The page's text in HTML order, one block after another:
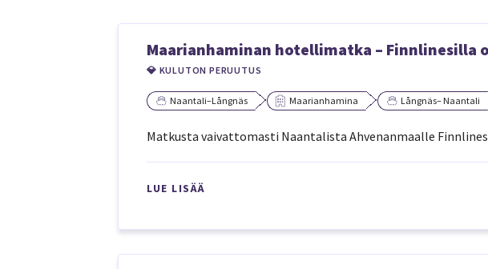
Maarianhaminan hotellimatka – Finnlinesilla
💎 KULUTON PERUUTUS
Naantali–Långnäs Maarianhamina Långnäs– Naantali
Matkusta vaivattomasti Naantalista Ahvenanmaalle
LUE LISÄÄ